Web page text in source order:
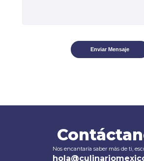
Enviar Mensaje
Nos encantaría saber más de ti,